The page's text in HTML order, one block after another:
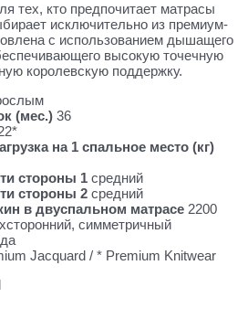
тех, кто предпочитает матрасы
исключительно из премиум-
с использованием дышащего
высокую точечную
королевскую поддержку.
(мес.) 36
на 1 спальное место (кг)
стороны 1 средний
стороны 2 средний
в двуспальном матрасе 2200
симметричный
да
Jacquard / * Premium Knitwear